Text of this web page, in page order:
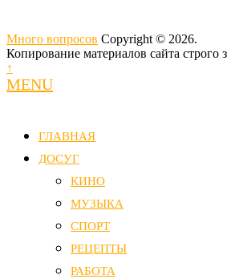
Много вопросов Copyright © 2026.
Копирование материалов сайта строго
↑
MENU
ГЛАВНАЯ
ДОСУГ
КИНО
МУЗЫКА
СПОРТ
РЕЦЕПТЫ
РАБОТА